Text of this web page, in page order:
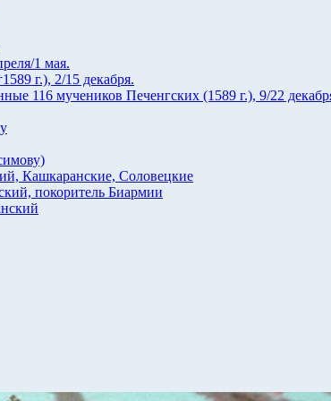
1 мая.
г.), 2/15 декабря.
116 мучеников Печенгских (1589 г.), 9/22
Кашкаранские, Соловецкие
покоритель Биармии